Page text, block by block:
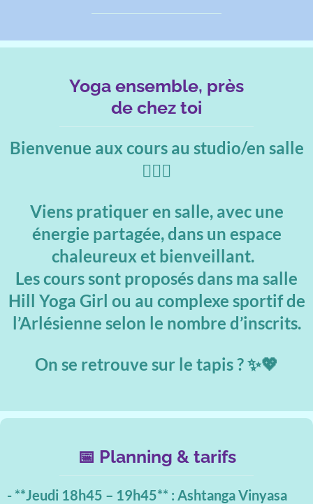
Yoga ensemble, près
de chez toi
Bienvenue aux cours au studio/en salle
🧘‍♀️✨
Viens pratiquer en salle, avec une
énergie partagée, dans un espace
chaleureux et bienveillant.
Les cours sont proposés dans ma salle
Hill Yoga Girl ou au complexe sportif de
l’Arlésienne selon le nombre d’inscrits.
On se retrouve sur le tapis ? ✨💖
📅 Planning & tarifs
- **Jeudi 18h45 – 19h45** : Ashtanga Vinyasa